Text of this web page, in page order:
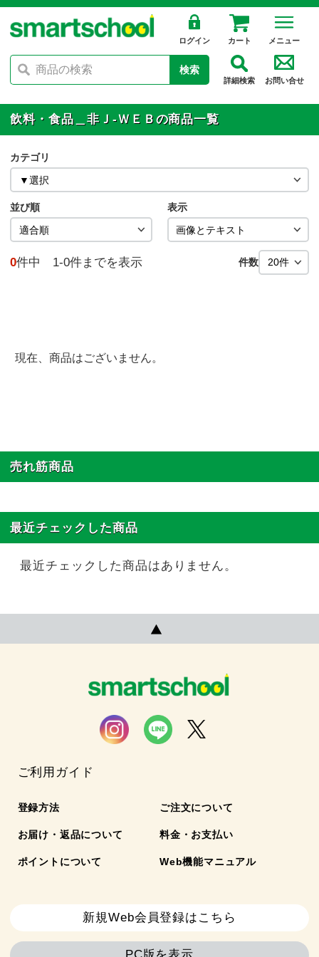
ログイン カート メニュー
検索
詳細検索 お問い合せ
飲料・食品＿非Ｊ-ＷＥＢの商品一覧
カテゴリ
並び順 表示
0件中 1-0件までを表示 件数
現在、商品はございません。
売れ筋商品
最近チェックした商品
最近チェックした商品はありません。
ご利用ガイド
登録方法 ご注文について
お届け・返品について 料金・お支払い
ポイントについて Web機能マニュアル
新規Web会員登録はこちら